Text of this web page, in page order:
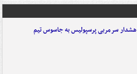
هشدار سرمربی پرسپولیس به جاسوس تیم